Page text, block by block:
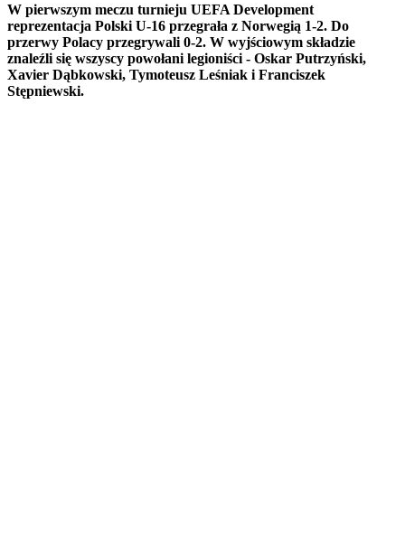
W pierwszym meczu turnieju UEFA Development
reprezentacja Polski U-16 przegrała z Norwegią 1-2. Do
przerwy Polacy przegrywali 0-2. W wyjściowym składzie
znaleźli się wszyscy powołani legioniści - Oskar Putrzyński,
Xavier Dąbkowski, Tymoteusz Leśniak i Franciszek
Stępniewski.